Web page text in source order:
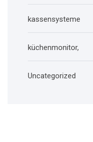
kassensysteme
küchenmonitor,
Uncategorized